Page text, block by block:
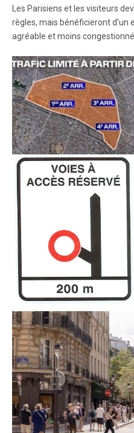
Les Parisiens et les visiteurs
règles, mais bénéficieront d’un
agréable et moins congestionné.